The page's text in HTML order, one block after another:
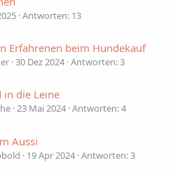
Antworten: 13
Erfahrenen beim Hundekauf
30 Dez 2024 Antworten: 3
in die Leine
23 Mai 2024 Antworten: 4
Aussi
19 Apr 2024 Antworten: 3